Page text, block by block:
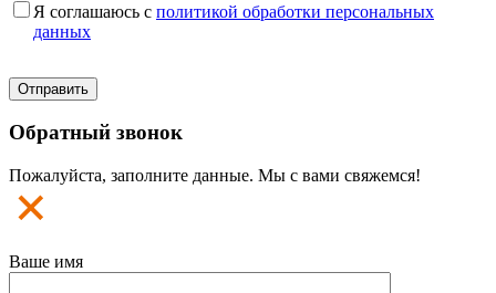
Я соглашаюсь с политикой обработки персональных
данных
Обратный звонок
Пожалуйста, заполните данные. Мы с вами свяжемся!
Ваше имя